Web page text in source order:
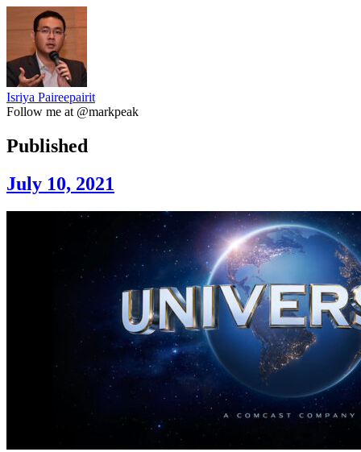
Isriya Paireepairit
Follow me at @markpeak
Published
July 10, 2021